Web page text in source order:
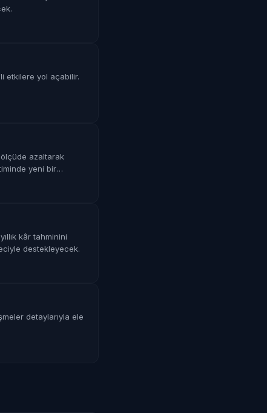
etkilere yol açabilir.
azaltarak
yeni bir
kâr tahminini
destekleyecek.
detaylarıyla ele